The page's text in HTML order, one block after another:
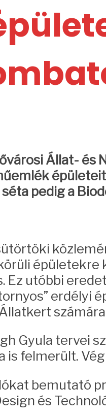
Állat- és
pedig a
Ez utóbbi
erdélyi
Gyula tervei
is felmerült.
bemutató
és